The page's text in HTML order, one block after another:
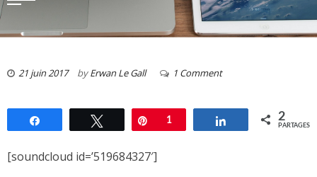
21 juin 2017 byErwan Le Gall 1 Comment
Tweetez Épingle
1 Partagez 2
PARTAGES
[soundcloud id=’519684327′]